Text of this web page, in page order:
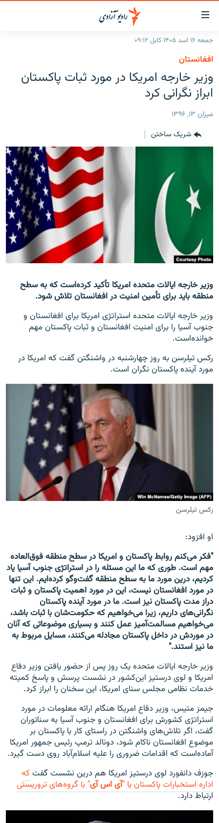
لینک‌های
قابل
دسترسی
به
متن
اصلی
بازگشت
منوی
مراجعه
افغانستان
جهان
خبرها
مصاحبه‌ها
برنامه‌ها
بحران مهاجرت
'کووید-۱۹'
صفحه پشتو
به ما بپیوندید
همۀ سایت‌های رادیو آزادی/ رادیو اروپای آزاد
جمعه ۱۶ اسد ۱۴۰۵ کابل ۰۹:۱۲
افغانستان
وزیر خارجه امریکا در مورد ثبات پاکستان
ابراز نگرانی کرد
ميزان ۱۳, ۱۳۹۶
شریک ساختن
وزیر خارجه ایالات متحده امریکا تأکید کرده‌است که به سطح
منطقه باید برای تأمین امنیت در افغانستان تلاش شود.
وزیر خارجه ایالات متحده استراتژی امریکا برای افغانستان و
جنوب آسیا را برای امنیت افغانستان و ثبات پاکستان مهم
خوانده‌است.
رکس تیلرسن به روز چهارشنبه در واشنگتن گفت که امریکا در
مورد آینده پاکستان نگران است.
رکس تیلرسن
او افزود:
"فکر می‌کنم روابط پاکستان و امریکا در سطح منطقه فوق‌العاده
مهم است. طوری که ما این مسئله را در استراتژی جنوب آسیا یاد
کردیم، درین مورد ما به سطح منطقه گفت‌وگو کرده‌ایم. این تنها
در مورد افغانستان نیست، این در مورد اهمیت پاکستان و ثبات
دراز مدت پاکستان نیز است. ما در مورد آینده پاکستان
نگرانی‌های داریم، زیرا می‌خواهیم که حکومت‌شان با ثبات باشد،
می‌خواهیم مسالمت‌آمیز عمل کنند و بسیاری موضوعاتی که آنان
در موردش در داخل پاکستان مجادله می‌کنند، مسایل مربوط به
ما نیز استند."
وزیر خارجه ایالات متحده یک روز پس از حضور یافتن وزیر دفاع
امریکا و لوی درستیز این‌کشور در نشست پرسش و پاسخ کمیته
خدمات نظامی مجلس سنای امریکا، این سخنان را ابراز کرد.
جیمز متیس، وزیر دفاع امریکا هنگام ارائه معلومات در مورد
استراتژی کشورش برای افغانستان و جنوب آسیا به سناتوران
گفت، اگر تلاش‌های واشنگتن در راستای کار با پاکستان بر
موضوع افغانستان ناکام شود، دونالد ترمپ رئیس جمهور امریکا
آماده‌است که اقدامات ضروری را علیه اسلام‌آباد روی دست گیرد.
جوزف دانفورد لوی درستیز امریکا هم درین نشست گفت که
اداره استخبارات پاکستان یا "آی اس آی" با گروه‌های تروریستی
ارتباط دارد.